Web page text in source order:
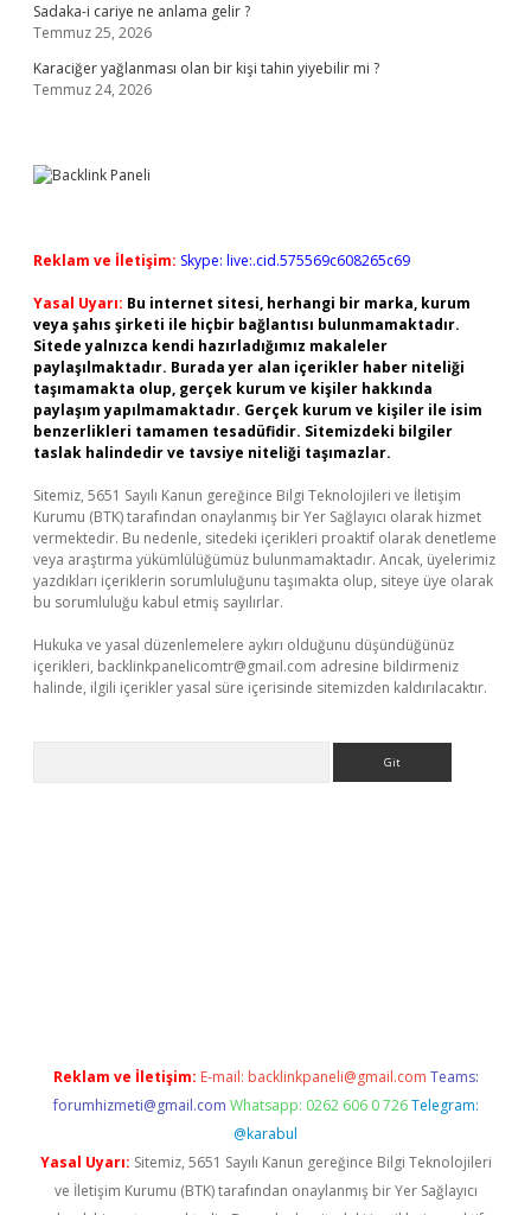
Sadaka-i cariye ne anlama gelir ?
Temmuz 25, 2026
Karaciğer yağlanması olan bir kişi tahin yiyebilir mi ?
Temmuz 24, 2026
Reklam ve İletişim: Skype: live:.cid.575569c608265c69
Yasal Uyarı: Bu internet sitesi, herhangi bir marka, kurum
veya şahıs şirketi ile hiçbir bağlantısı bulunmamaktadır.
Sitede yalnızca kendi hazırladığımız makaleler
paylaşılmaktadır. Burada yer alan içerikler haber niteliği
taşımamakta olup, gerçek kurum ve kişiler hakkında
paylaşım yapılmamaktadır. Gerçek kurum ve kişiler ile isim
benzerlikleri tamamen tesadüfidir. Sitemizdeki bilgiler
taslak halindedir ve tavsiye niteliği taşımazlar.
Sitemiz, 5651 Sayılı Kanun gereğince Bilgi Teknolojileri ve İletişim
Kurumu (BTK) tarafından onaylanmış bir Yer Sağlayıcı olarak hizmet
vermektedir. Bu nedenle, sitedeki içerikleri proaktif olarak denetleme
veya araştırma yükümlülüğümüz bulunmamaktadır. Ancak, üyelerimiz
yazdıkları içeriklerin sorumluluğunu taşımakta olup, siteye üye olarak
bu sorumluluğu kabul etmiş sayılırlar.
Hukuka ve yasal düzenlemelere aykırı olduğunu düşündüğünüz
içerikleri, backlinkpanelicomtr@gmail.com adresine bildirmeniz
halinde, ilgili içerikler yasal süre içerisinde sitemizden kaldırılacaktır.
Reklam ve İletişim: E-mail: backlinkpaneli@gmail.com Teams:
forumhizmeti@gmail.com Whatsapp: 0262 606 0 726 Telegram:
@karabul
Yasal Uyarı: Sitemiz, 5651 Sayılı Kanun gereğince Bilgi Teknolojileri
ve İletişim Kurumu (BTK) tarafından onaylanmış bir Yer Sağlayıcı